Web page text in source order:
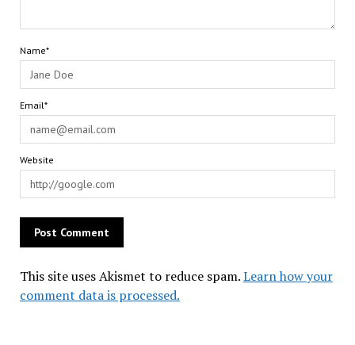
Name*
Email*
Website
This site uses Akismet to reduce spam.Learn how your
comment data is processed.